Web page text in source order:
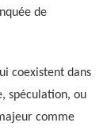
de
coexistent dans
spéculation, ou
comme